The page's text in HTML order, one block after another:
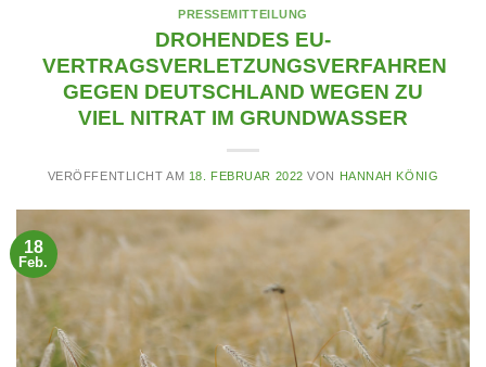
PRESSEMITTEILUNG
DROHENDES EU-
VERTRAGSVERLETZUNGSVERFAHREN
GEGEN DEUTSCHLAND WEGEN ZU
VIEL NITRAT IM GRUNDWASSER
VERÖFFENTLICHT AM 18. FEBRUAR 2022 VON HANNAH KÖNIG
18
Feb.